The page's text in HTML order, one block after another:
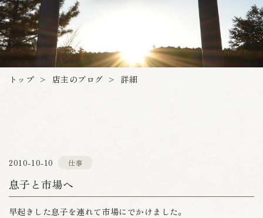
トップ > 店主のブログ > 詳細
2010-10-10 仕事
息子と市場へ
早起きした息子を連れて市場にでかけました。